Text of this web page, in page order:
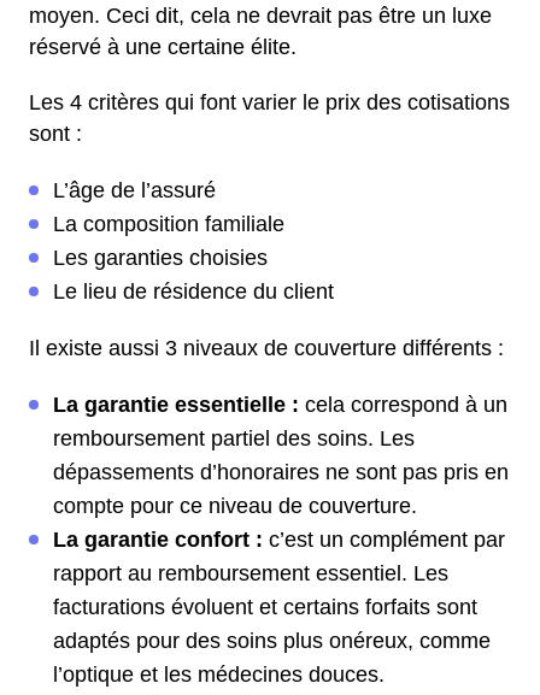
moyen. Ceci dit, cela ne devrait pas être un luxe
réservé à une certaine élite.
Les 4 critères qui font varier le prix des cotisations
sont :
L’âge de l’assuré
La composition familiale
Les garanties choisies
Le lieu de résidence du client
Il existe aussi 3 niveaux de couverture différents :
La garantie essentielle : cela correspond à un
remboursement partiel des soins. Les
dépassements d’honoraires ne sont pas pris en
compte pour ce niveau de couverture.
La garantie confort : c’est un complément par
rapport au remboursement essentiel. Les
facturations évoluent et certains forfaits sont
adaptés pour des soins plus onéreux, comme
l’optique et les médecines douces.